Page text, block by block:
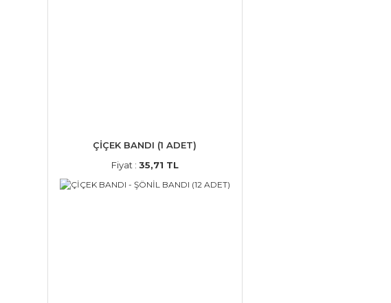
ÇİÇEK BANDI (1 ADET)
Fiyat : 35,71 TL